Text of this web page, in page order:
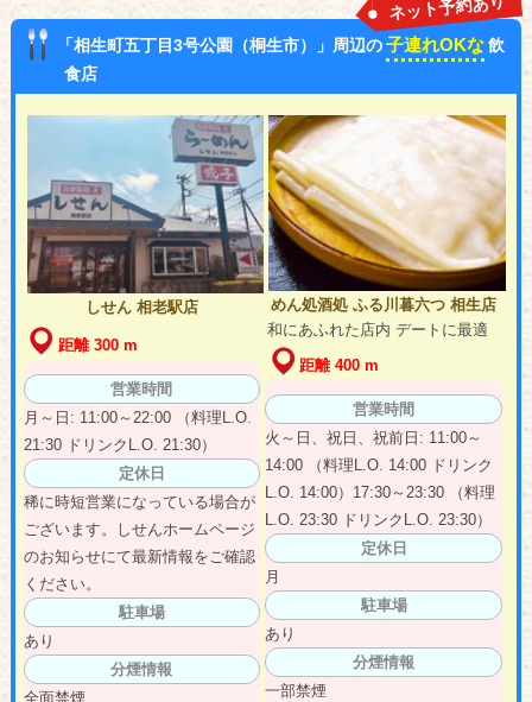
「相生町五丁目3号公園（桐生市）」周辺の子連れOKな 飲
食店
しせん 相老駅店
距離 300 m
営業時間
月～日: 11:00～22:00 （料理L.O.
21:30 ドリンクL.O. 21:30）
定休日
稀に時短営業になっている場合が
ございます。しせんホームページ
のお知らせにて最新情報をご確認
ください。
駐車場
あり
分煙情報
全面禁煙
めん処酒処 ふる川暮六つ 相生店
和にあふれた店内 デートに最適
距離 400 m
営業時間
火～日、祝日、祝前日: 11:00～
14:00 （料理L.O. 14:00 ドリンク
L.O. 14:00）17:30～23:30 （料理
L.O. 23:30 ドリンクL.O. 23:30）
定休日
月
駐車場
あり
分煙情報
一部禁煙